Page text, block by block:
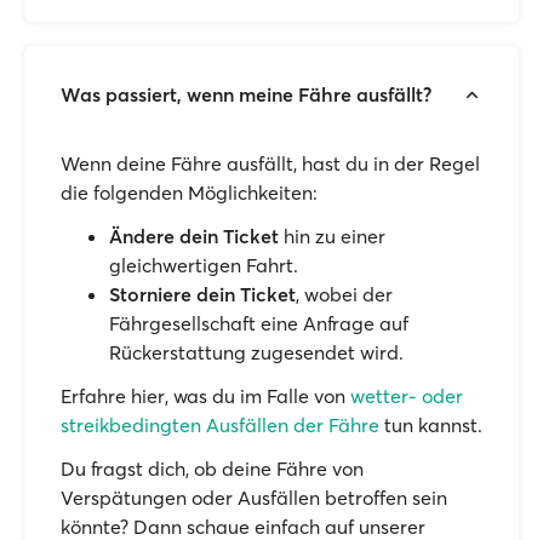
Was passiert, wenn meine Fähre ausfällt?
Wenn deine Fähre ausfällt, hast du in der Regel
die folgenden Möglichkeiten:
Ändere dein Ticket hin zu einer
gleichwertigen Fahrt.
Storniere dein Ticket, wobei der
Fährgesellschaft eine Anfrage auf
Rückerstattung zugesendet wird.
Erfahre hier, was du im Falle von wetter- oder
streikbedingten Ausfällen der Fähre tun kannst.
Du fragst dich, ob deine Fähre von
Verspätungen oder Ausfällen betroffen sein
könnte? Dann schaue einfach auf unserer